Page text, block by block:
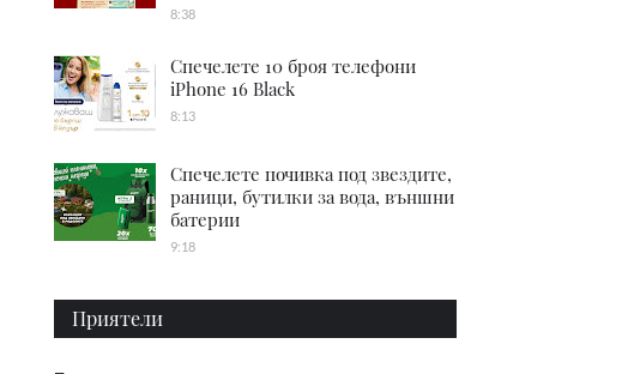
8:38
Спечелете 10 броя телефони
iPhone 16 Black
8:13
Спечелете почивка под звездите,
раници, бутилки за вода, външни
батерии
9:18
Приятели